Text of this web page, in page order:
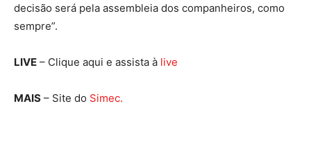
decisão será pela assembleia dos companheiros, como
sempre”.
LIVE – Clique aqui e assista à live
MAIS – Site do Simec.